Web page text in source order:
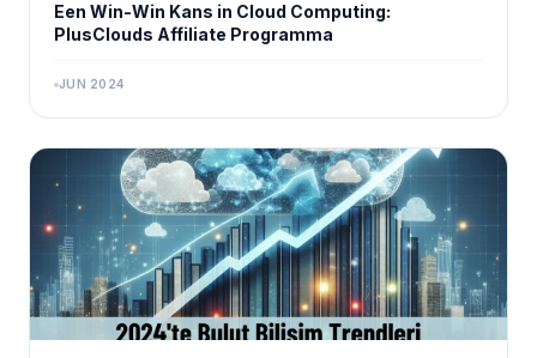
Een Win-Win Kans in Cloud Computing:
PlusClouds Affiliate Programma
JUN 2024